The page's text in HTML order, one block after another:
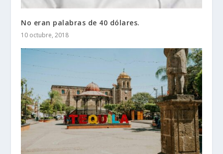
No eran palabras de 40 dólares.
10 octubre, 2018